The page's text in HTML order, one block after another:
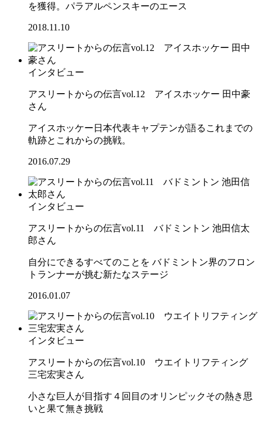
を獲得。パラアルペンスキーのエース
2018.11.10
インタビュー
アスリートからの伝言vol.12 アイスホッケー 田中豪
さん
アイスホッケー日本代表キャプテンが語るこれまでの
軌跡とこれからの挑戦。
2016.07.29
インタビュー
アスリートからの伝言vol.11 バドミントン 池田信太
郎さん
自分にできるすべてのことを バドミントン界のフロン
トランナーが挑む新たなステージ
2016.01.07
インタビュー
アスリートからの伝言vol.10 ウエイトリフティング
三宅宏実さん
小さな巨人が目指す４回目のオリンピックその熱き思
いと果て無き挑戦